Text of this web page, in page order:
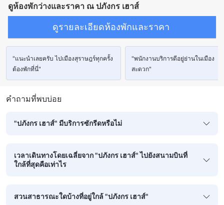
ดูห้องพักว่างและราคา ณ ปภังกร เฮาส์
ดูรายละเอียดห้องพักและราคา
"แนะนำเลยครับ ไปเมืองสุราษฎร์ทุกครั้ง
ต้องพักที่นี่"
"พนักงานบริการดีอยู่ย่านในเมือง
สะดวก"
คำถามที่พบบ่อย
"ปภังกร เฮาส์" มีบริการซักรีดหรือไม่
เวลาเดินทางโดยเฉลี่ยจาก "ปภังกร เฮาส์" ไปยังสนามบินที่
ใกล้ที่สุดคือเท่าไร
สวนสาธารณะใดบ้างที่อยู่ใกล้ "ปภังกร เฮาส์"